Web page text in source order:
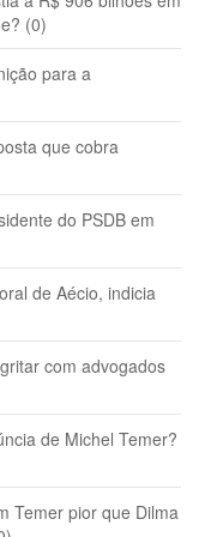
(0)
para a
que cobra
do PSDB em
de Aécio, indicia
com advogados
de Michel Temer?
Temer pior que Dilma